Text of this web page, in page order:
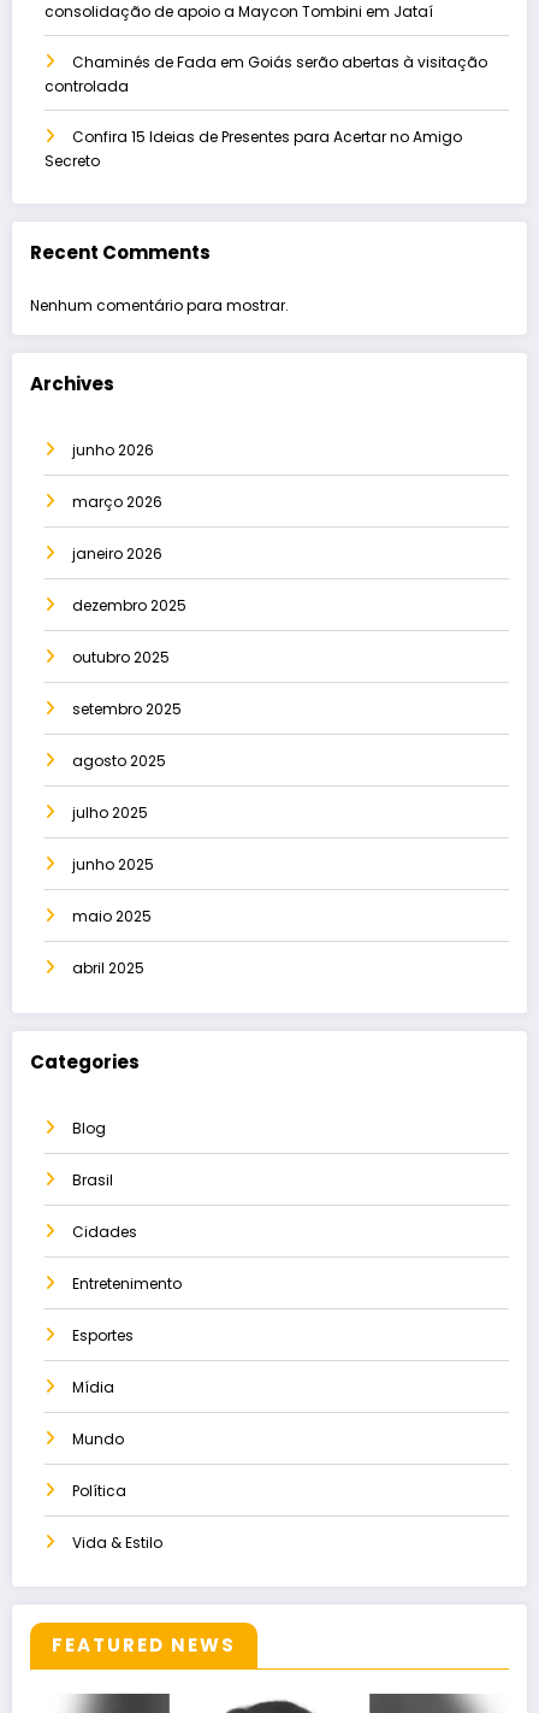
consolidação de apoio a Maycon Tombini em Jataí
Chaminés de Fada em Goiás serão abertas à visitação
controlada
Confira 15 Ideias de Presentes para Acertar no Amigo
Secreto
Recent Comments
Nenhum comentário para mostrar.
Archives
junho 2026
março 2026
janeiro 2026
dezembro 2025
outubro 2025
setembro 2025
agosto 2025
julho 2025
junho 2025
maio 2025
abril 2025
Categories
Blog
Brasil
Cidades
Entretenimento
Esportes
Mídia
Mundo
Política
Vida & Estilo
FEATURED NEWS